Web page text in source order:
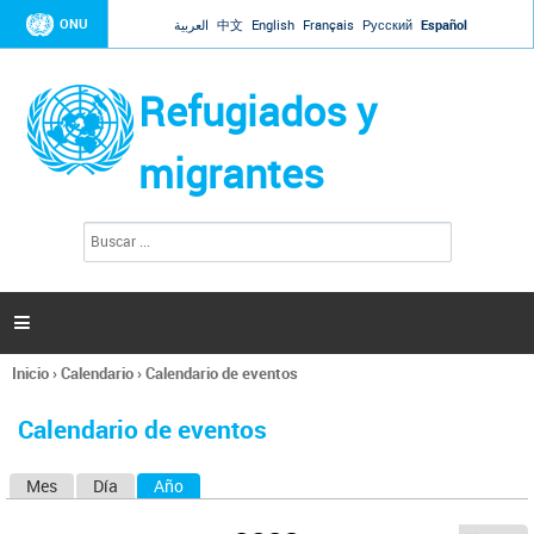
Jump to navigation
ONU العربية 中文 English Français Русский Español
Refugiados y
migrantes
l
s

Se
usted
Inicio›Calendario›Calendario de eventos
Calendario de eventos
Mes Día Año